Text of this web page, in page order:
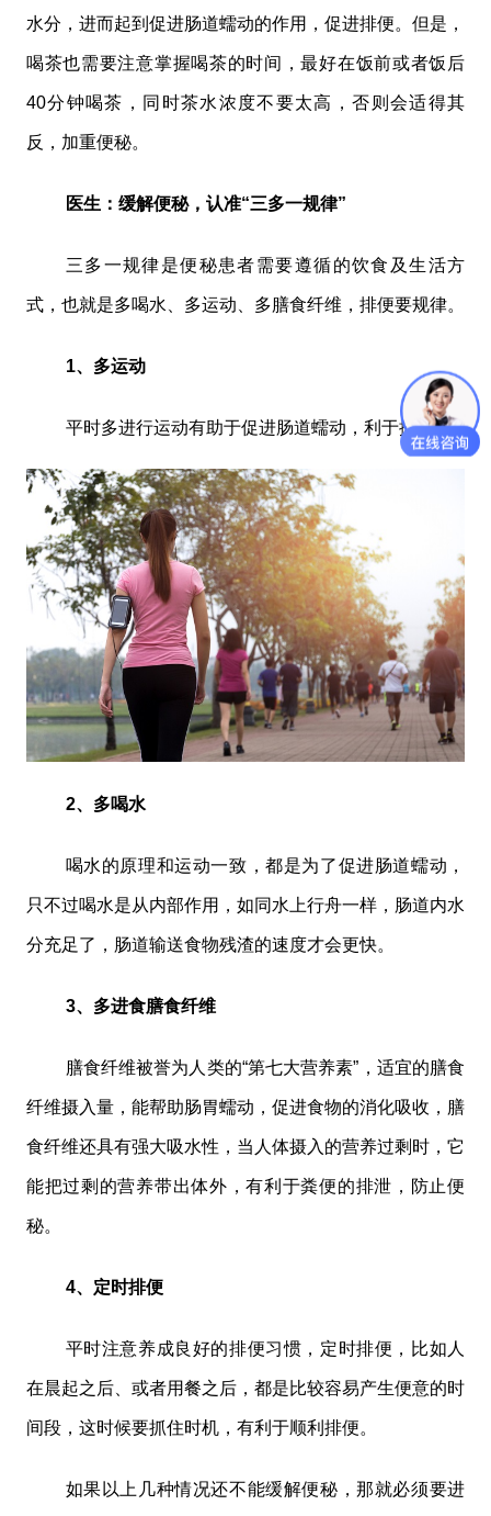
水分，进而起到促进肠道蠕动的作用，促进排便。但是，
喝茶也需要注意掌握喝茶的时间，最好在饭前或者饭后
40分钟喝茶，同时茶水浓度不要太高，否则会适得其
反，加重便秘。
医生：缓解便秘，认准“三多一规律”
三多一规律是便秘患者需要遵循的饮食及生活方
式，也就是多喝水、多运动、多膳食纤维，排便要规律。
1、多运动
平时多进行运动有助于促进肠道蠕动，利于排便。
2、多喝水
喝水的原理和运动一致，都是为了促进肠道蠕动，
只不过喝水是从内部作用，如同水上行舟一样，肠道内水
分充足了，肠道输送食物残渣的速度才会更快。
3、多进食膳食纤维
膳食纤维被誉为人类的“第七大营养素”，适宜的膳食
纤维摄入量，能帮助肠胃蠕动，促进食物的消化吸收，膳
食纤维还具有强大吸水性，当人体摄入的营养过剩时，它
能把过剩的营养带出体外，有利于粪便的排泄，防止便
秘。
4、定时排便
平时注意养成良好的排便习惯，定时排便，比如人
在晨起之后、或者用餐之后，都是比较容易产生便意的时
间段，这时候要抓住时机，有利于顺利排便。
如果以上几种情况还不能缓解便秘，那就必须要进